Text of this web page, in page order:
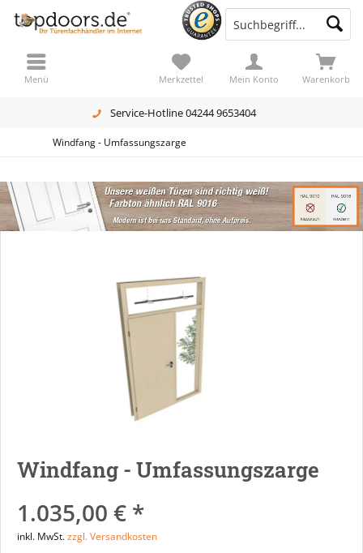
Service-Hotline 04244 9653404
Warenkorb
Merkzettel Mein Konto
Menü
Windfang - Umfassungszarge
Windfang - Umfassungszarge
1.035,00 € *
inkl. MwSt.zzgl. Versandkosten